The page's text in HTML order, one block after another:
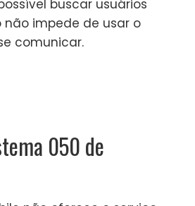
buscar usuários
não impede de usar o
comunicar.
050 de